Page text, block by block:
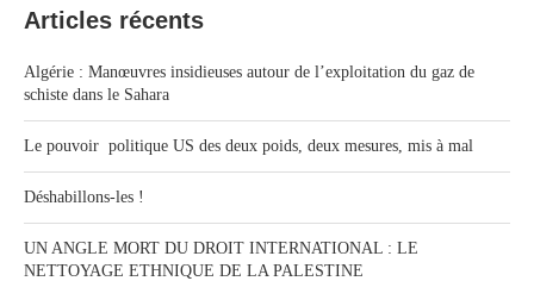
Articles récents
Algérie : Manœuvres insidieuses autour de l’exploitation du gaz de
schiste dans le Sahara
Le pouvoir politique US des deux poids, deux mesures, mis à mal
Déshabillons-les !
UN ANGLE MORT DU DROIT INTERNATIONAL : LE
NETTOYAGE ETHNIQUE DE LA PALESTINE